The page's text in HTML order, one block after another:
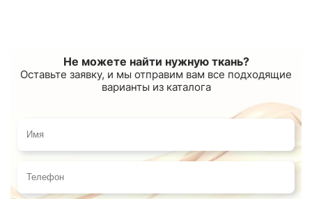
Не можете найти нужную ткань?
Оставьте заявку, и мы отправим вам все подходящие
варианты из каталога
Имя